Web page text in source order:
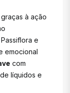
graças à ação
e
emocional
com
líquidos e